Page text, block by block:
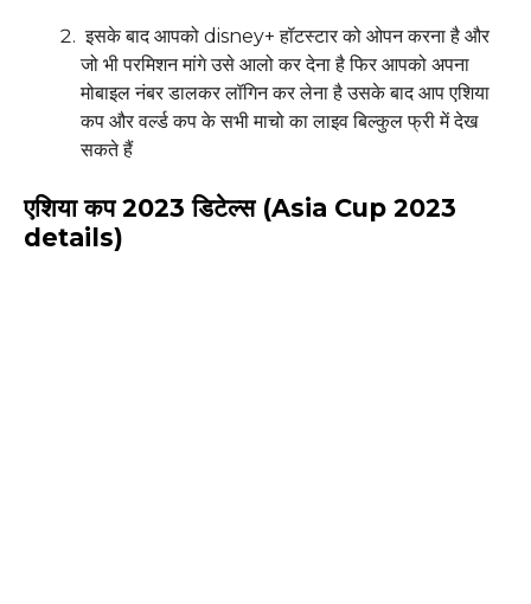
इसके बाद आपको disney+ हॉटस्टार को ओपन करना है और
जो भी परमिशन मांगे उसे आलो कर देना है फिर आपको अपना
मोबाइल नंबर डालकर लॉगिन कर लेना है उसके बाद आप एशिया
कप और वर्ल्ड कप के सभी माचो का लाइव बिल्कुल फ्री में देख
सकते हैं
एशिया कप 2023 डिटेल्स (Asia Cup 2023
details)